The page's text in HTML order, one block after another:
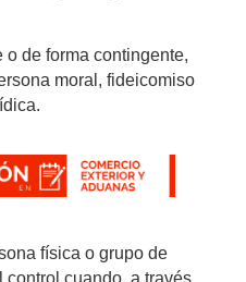
o de forma contingente,
moral, fideicomiso
física o grupo de
cuando, a través